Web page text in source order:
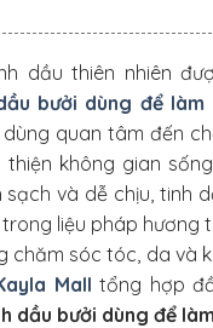
sóc da mụn và
mọc tóc, giúp tóc
quá trình giảm cân và
trong khử mùi và
ý quan trọng khi
bưởi dùng để làm gì?
dầu thiên nhiên
bưởi dùng để làm
quan tâm đến
không gian
và dễ chịu, tinh
liệu pháp hương
chăm sóc tóc, da và
Mall tổng hợp
dầu bưởi dùng để